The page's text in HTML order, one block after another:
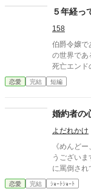
５年経っ
158
伯爵令嬢で
の世界であ
死亡エンド
にした。婚
を主人公は
恋愛 完結 短編
婚約者の
よだれかけ
《めんど
うございます」 婚約者の声が聞こえるようになっ
恋愛 完結 ｼｮｰﾄｼｮｰﾄ